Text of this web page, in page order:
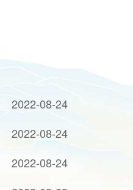
2022-08-24
2022-08-24
2022-08-24